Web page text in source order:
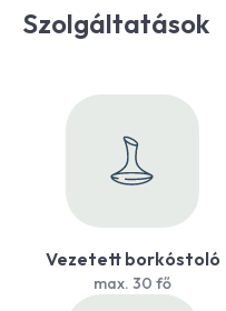
Szolgáltatások
Vezetett borkóstoló
max. 30 fő